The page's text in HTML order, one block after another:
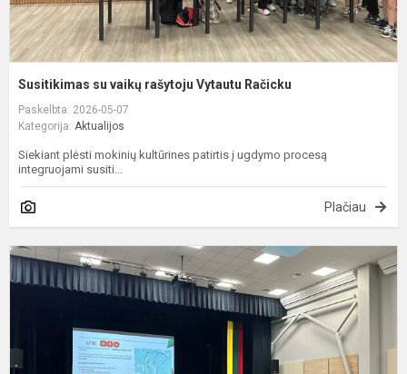
Susitikimas su vaikų rašytoju Vytautu Račicku
Paskelbta: 2026-05-07
Kategorija: Aktualijos
Siekiant plėsti mokinių kultūrines patirtis į ugdymo procesą
integruojami susiti...
Plačiau